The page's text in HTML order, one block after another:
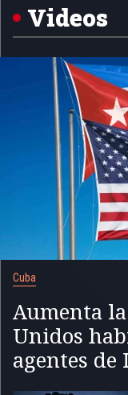
Videos
Cuba
Aumenta
Unidos
agentes